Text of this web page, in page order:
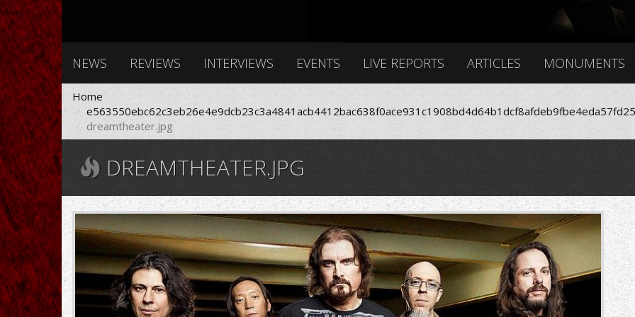
NEWS REVIEWS INTERVIEWS EVENTS LIVE REPORTS ARTICLES MONUMENTS
Home
dreamtheater.jpg
DREAMTHEATER.JPG